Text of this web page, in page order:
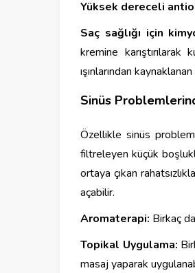
Yüksek dereceli
Saç sağlığı için
kremine karıştırılarak
ışınlarından
Sinüs
Özellikle sinüs
filtreleyen küçük
ortaya çıkan
açabilir.
Aromaterapi: Birkaç
Topikal Uygulama:
masaj yaparak